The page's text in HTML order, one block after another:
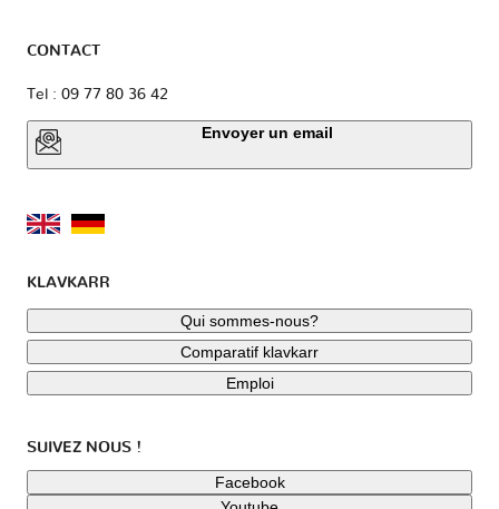
CONTACT
Tel : 09 77 80 36 42
Envoyer un email
KLAVKARR
Qui sommes-nous?
Comparatif klavkarr
Emploi
SUIVEZ NOUS !
Facebook